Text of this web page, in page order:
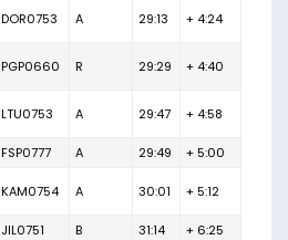
DOR0753 A 29:13 + 4:24
PGP0660 R 29:29 + 4:40
LTU0753 A 29:47 + 4:58
FSP0777 A 29:49 + 5:00
KAM0754 A 30:01 + 5:12
JIL0751 B 31:14 + 6:25